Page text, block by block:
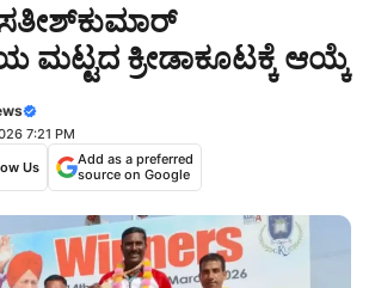
ಸತೀಶ್‍ಕುಮಾರ್
ಮಟ್ಟದ ಕ್ರೀಡಾಕೂಟಕ್ಕೆ ಆಯ್ಕೆ
7:21 PM
Us
Add as a preferred
source on Google